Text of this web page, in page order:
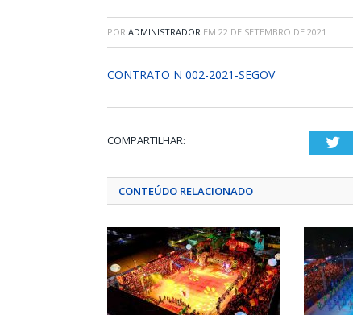
POR ADMINISTRADOR EM 22 DE SETEMBRO DE 2021
CONTRATO N 002-2021-SEGOV
COMPARTILHAR:
CONTEÚDO RELACIONADO